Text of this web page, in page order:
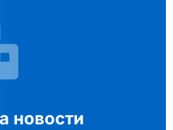
новости